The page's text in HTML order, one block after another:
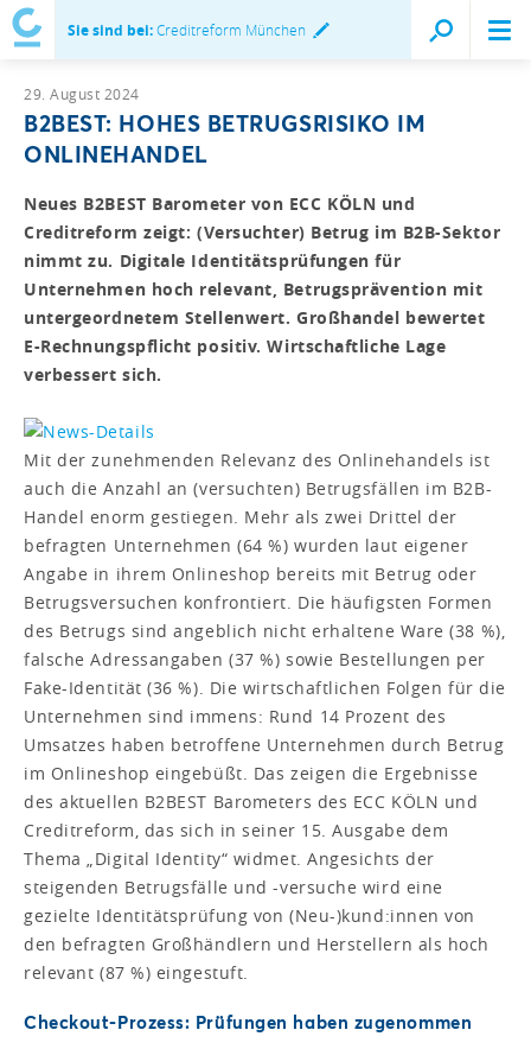
Sie sind bei:Creditreform München
29. August 2024
B2BEST: HOHES BETRUGSRISIKO IM
ONLINEHANDEL
Neues B2BEST Barometer von ECC KÖLN und
Creditreform zeigt: (Versuchter) Betrug im B2B-Sektor
nimmt zu. Digitale Identitätsprüfungen für
Unternehmen hoch relevant, Betrugsprävention mit
untergeordnetem Stellenwert. Großhandel bewertet
E-Rechnungspflicht positiv. Wirtschaftliche Lage
verbessert sich.
Mit der zunehmenden Relevanz des Onlinehandels ist
auch die Anzahl an (versuchten) Betrugsfällen im B2B-
Handel enorm gestiegen. Mehr als zwei Drittel der
befragten Unternehmen (64 %) wurden laut eigener
Angabe in ihrem Onlineshop bereits mit Betrug oder
Betrugsversuchen konfrontiert. Die häufigsten Formen
des Betrugs sind angeblich nicht erhaltene Ware (38 %),
falsche Adressangaben (37 %) sowie Bestellungen per
Fake-Identität (36 %). Die wirtschaftlichen Folgen für die
Unternehmen sind immens: Rund 14 Prozent des
Umsatzes haben betroffene Unternehmen durch Betrug
im Onlineshop eingebüßt. Das zeigen die Ergebnisse
des aktuellen B2BEST Barometers des ECC KÖLN und
Creditreform, das sich in seiner 15. Ausgabe dem
Thema „Digital Identity“ widmet. Angesichts der
steigenden Betrugsfälle und -versuche wird eine
gezielte Identitätsprüfung von (Neu-)kund:innen von
den befragten Großhändlern und Herstellern als hoch
relevant (87 %) eingestuft.
Checkout-Prozess: Prüfungen haben zugenommen